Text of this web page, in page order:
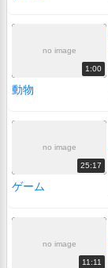
no image
1:00
動物
no image
25:17
ゲーム
no image
11:11